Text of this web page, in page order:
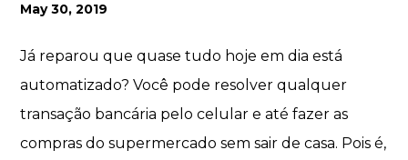
May 30, 2019
Já reparou que quase tudo hoje em dia está
automatizado? Você pode resolver qualquer
transação bancária pelo celular e até fazer as
compras do supermercado sem sair de casa. Pois é,